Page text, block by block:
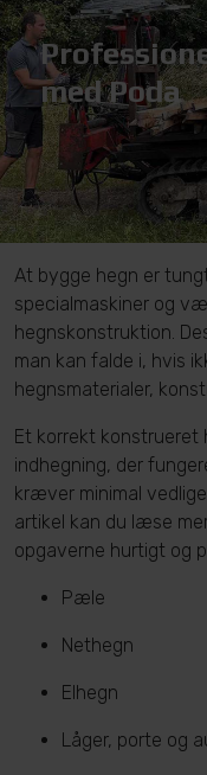
med Poda
At bygge hegn er
specialmaskiner og
hegnskonstruktion.
man kan falde i, hvis
hegnsmaterialer,
Et korrekt
indhegning, der
kræver minimal
artikel kan du læse
opgaverne hurtigt og
Pæle
Nethegn
Elhegn
Låger, porte og